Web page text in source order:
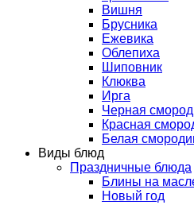
Вишня
Брусника
Ежевика
Облепиха
Шиповник
Клюква
Ирга
Черная
Красная
Белая
Виды блюд
Праздничные блюда
Блины на
Новый год